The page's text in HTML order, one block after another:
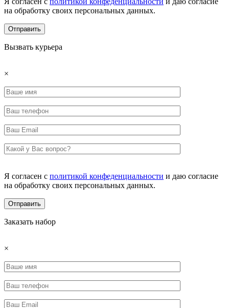
на обработку своих персональных данных.
Вызвать курьера
×
Я согласен с политикой конфеденциальности и даю согласие
на обработку своих персональных данных.
Заказать набор
×